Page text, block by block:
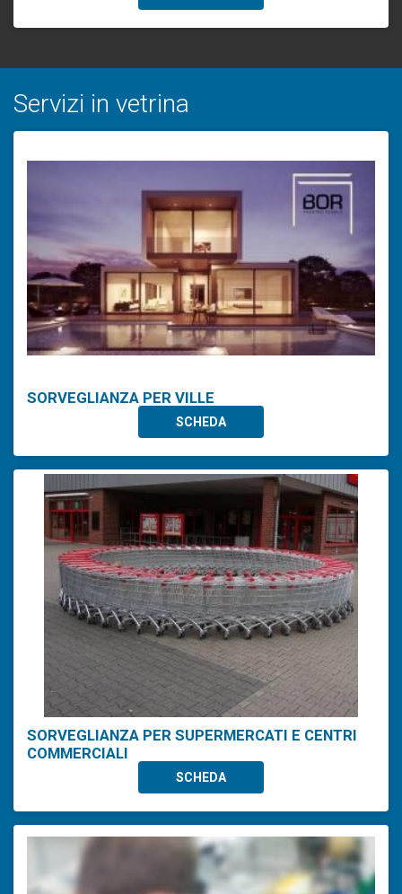
Servizi in vetrina
SORVEGLIANZA PER VILLE
SCHEDA
SORVEGLIANZA PER SUPERMERCATI E CENTRI
COMMERCIALI
SCHEDA